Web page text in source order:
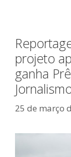
projeto
ganha
25 de março